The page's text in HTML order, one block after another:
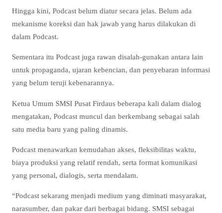
Hingga kini, Podcast belum diatur secara jelas. Belum ada
mekanisme koreksi dan hak jawab yang harus dilakukan di
dalam Podcast.
Sementara itu Podcast juga rawan disalah-gunakan antara lain
untuk propaganda, ujaran kebencian, dan penyebaran informasi
yang belum teruji kebenarannya.
Ketua Umum SMSI Pusat Firdaus beberapa kali dalam dialog
mengatakan, Podcast muncul dan berkembang sebagai salah
satu media baru yang paling dinamis.
Podcast menawarkan kemudahan akses, fleksibilitas waktu,
biaya produksi yang relatif rendah, serta format komunikasi
yang personal, dialogis, serta mendalam.
“Podcast sekarang menjadi medium yang diminati masyarakat,
narasumber, dan pakar dari berbagai bidang. SMSI sebagai